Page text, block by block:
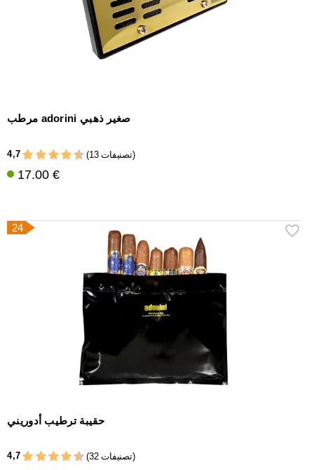
مرطب adorini صغير ذهبي
4,7 (13 تصنيفات)
17.00 €
24
حقيبة ترطيب أدوريني
4,7 (32 تصنيفات)